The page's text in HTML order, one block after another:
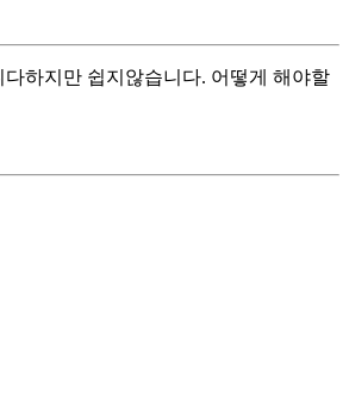
하지만 쉽지않습니다. 어떻게 해야할